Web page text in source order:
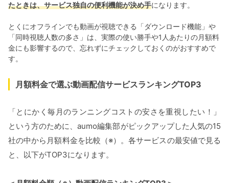
たときは、サービス独自の便利機能が決め手になります。
とくにオフラインでも動画が視聴できる「ダウンロード機能」や
「同時視聴人数の多さ」は、実際の使い勝手や1人あたりの月額料
金にも影響するので、忘れずにチェックしておくのがおすすめで
す。
月額料金で選ぶ動画配信サービスランキングTOP3
「とにかく毎月のランニングコストの安さを重視したい！」
という方のために、aumo編集部がピックアップした人気の15
社の中から月額料金を比較（※）。各サービスの最安値で見る
と、以下がTOP3になります。